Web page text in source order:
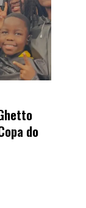
do